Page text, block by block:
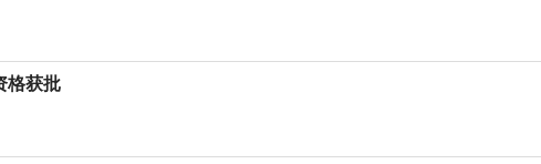
格获批